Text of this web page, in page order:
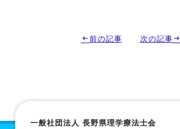
前の記事 次の記事
一般社団法人 長野県理学療法士会